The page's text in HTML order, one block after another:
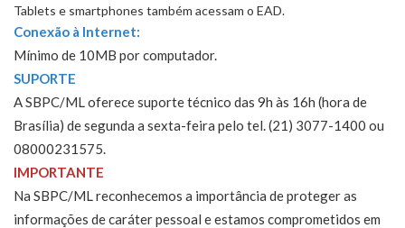
Tablets e smartphones também acessam o EAD.
Conexão à Internet:
Mínimo de 10MB por computador.
SUPORTE
A SBPC/ML oferece suporte técnico das 9h às 16h (hora de
Brasília) de segunda a sexta-feira pelo tel. (21) 3077-1400 ou
08000231575.
IMPORTANTE
Na SBPC/ML reconhecemos a importância de proteger as
informações de caráter pessoal e estamos comprometidos em